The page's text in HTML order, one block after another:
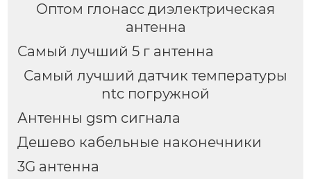
Оптом глонасс диэлектрическая
антенна
Самый лучший 5 г антенна
Самый лучший датчик температуры
ntc погружной
Антенны gsm сигнала
Дешево кабельные наконечники
3G антенна